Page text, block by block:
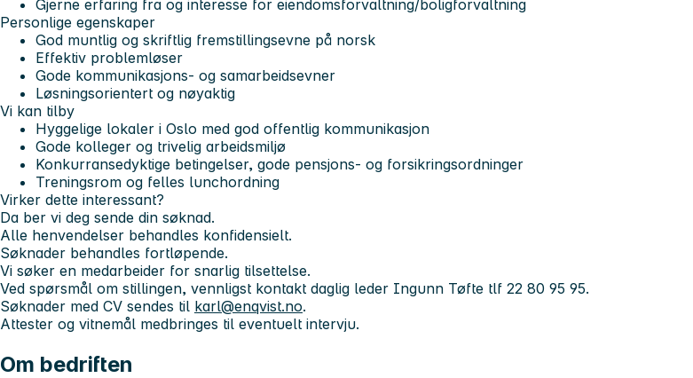
Gjerne erfaring fra og interesse for eiendomsforvaltning/boligforvaltning
Personlige egenskaper
God muntlig og skriftlig fremstillingsevne på norsk
Effektiv problemløser
Gode kommunikasjons- og samarbeidsevner
Løsningsorientert og nøyaktig
Vi kan tilby
Hyggelige lokaler i Oslo med god offentlig kommunikasjon
Gode kolleger og trivelig arbeidsmiljø
Konkurransedyktige betingelser, gode pensjons- og forsikringsordninger
Treningsrom og felles lunchordning
Virker dette interessant?
Da ber vi deg sende din søknad.
Alle henvendelser behandles konfidensielt.
Søknader behandles fortløpende.
Vi søker en medarbeider for snarlig tilsettelse.
Ved spørsmål om stillingen, vennligst kontakt daglig leder Ingunn Tøfte tlf 22 80 95 95.
Søknader med CV sendes til karl@enqvist.no.
Attester og vitnemål medbringes til eventuelt intervju.
Om bedriften